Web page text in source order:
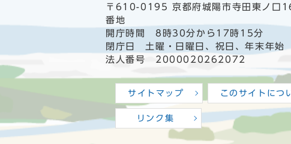
〒610-0195 京都府城陽市寺田東ノ口
番地
開庁時間 8時30分から17時15分
閉庁日 土曜・日曜日、祝日、年末年始
法人番号 2000020262072
サイトマップ このサイトにつ
リンク集